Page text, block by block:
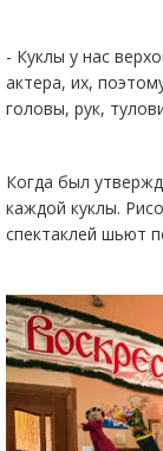
- Куклы у нас
актера, их,
головы, рук,
Когда был
каждой куклы.
спектаклей шьют